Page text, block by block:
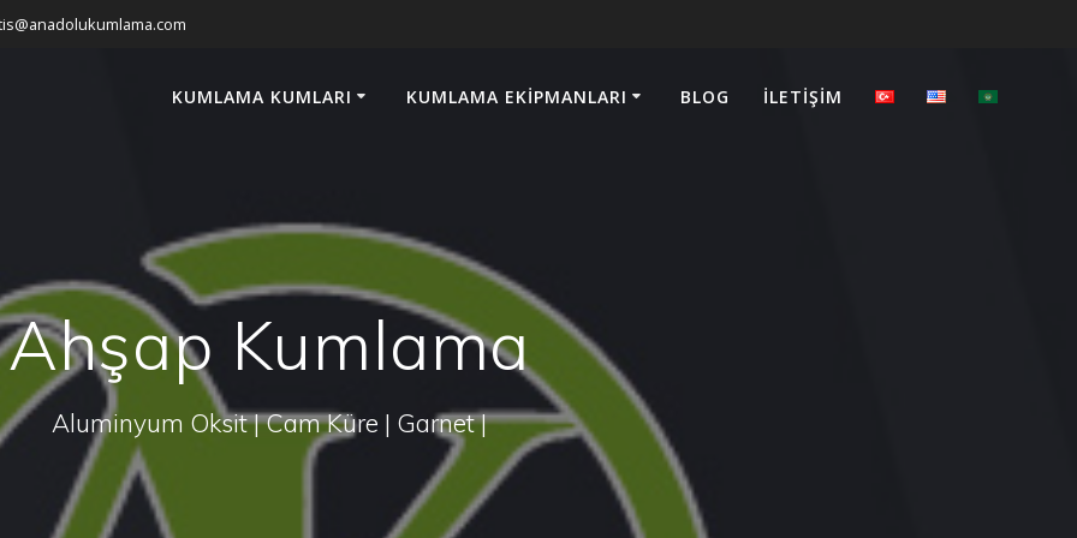
KUMLAMA KUMLARI KUMLAMA EKIPMANLARI BLOG İLETIŞIM
Ahşap Kumlama
Aluminyum Oksit | Cam Küre | Garnet |